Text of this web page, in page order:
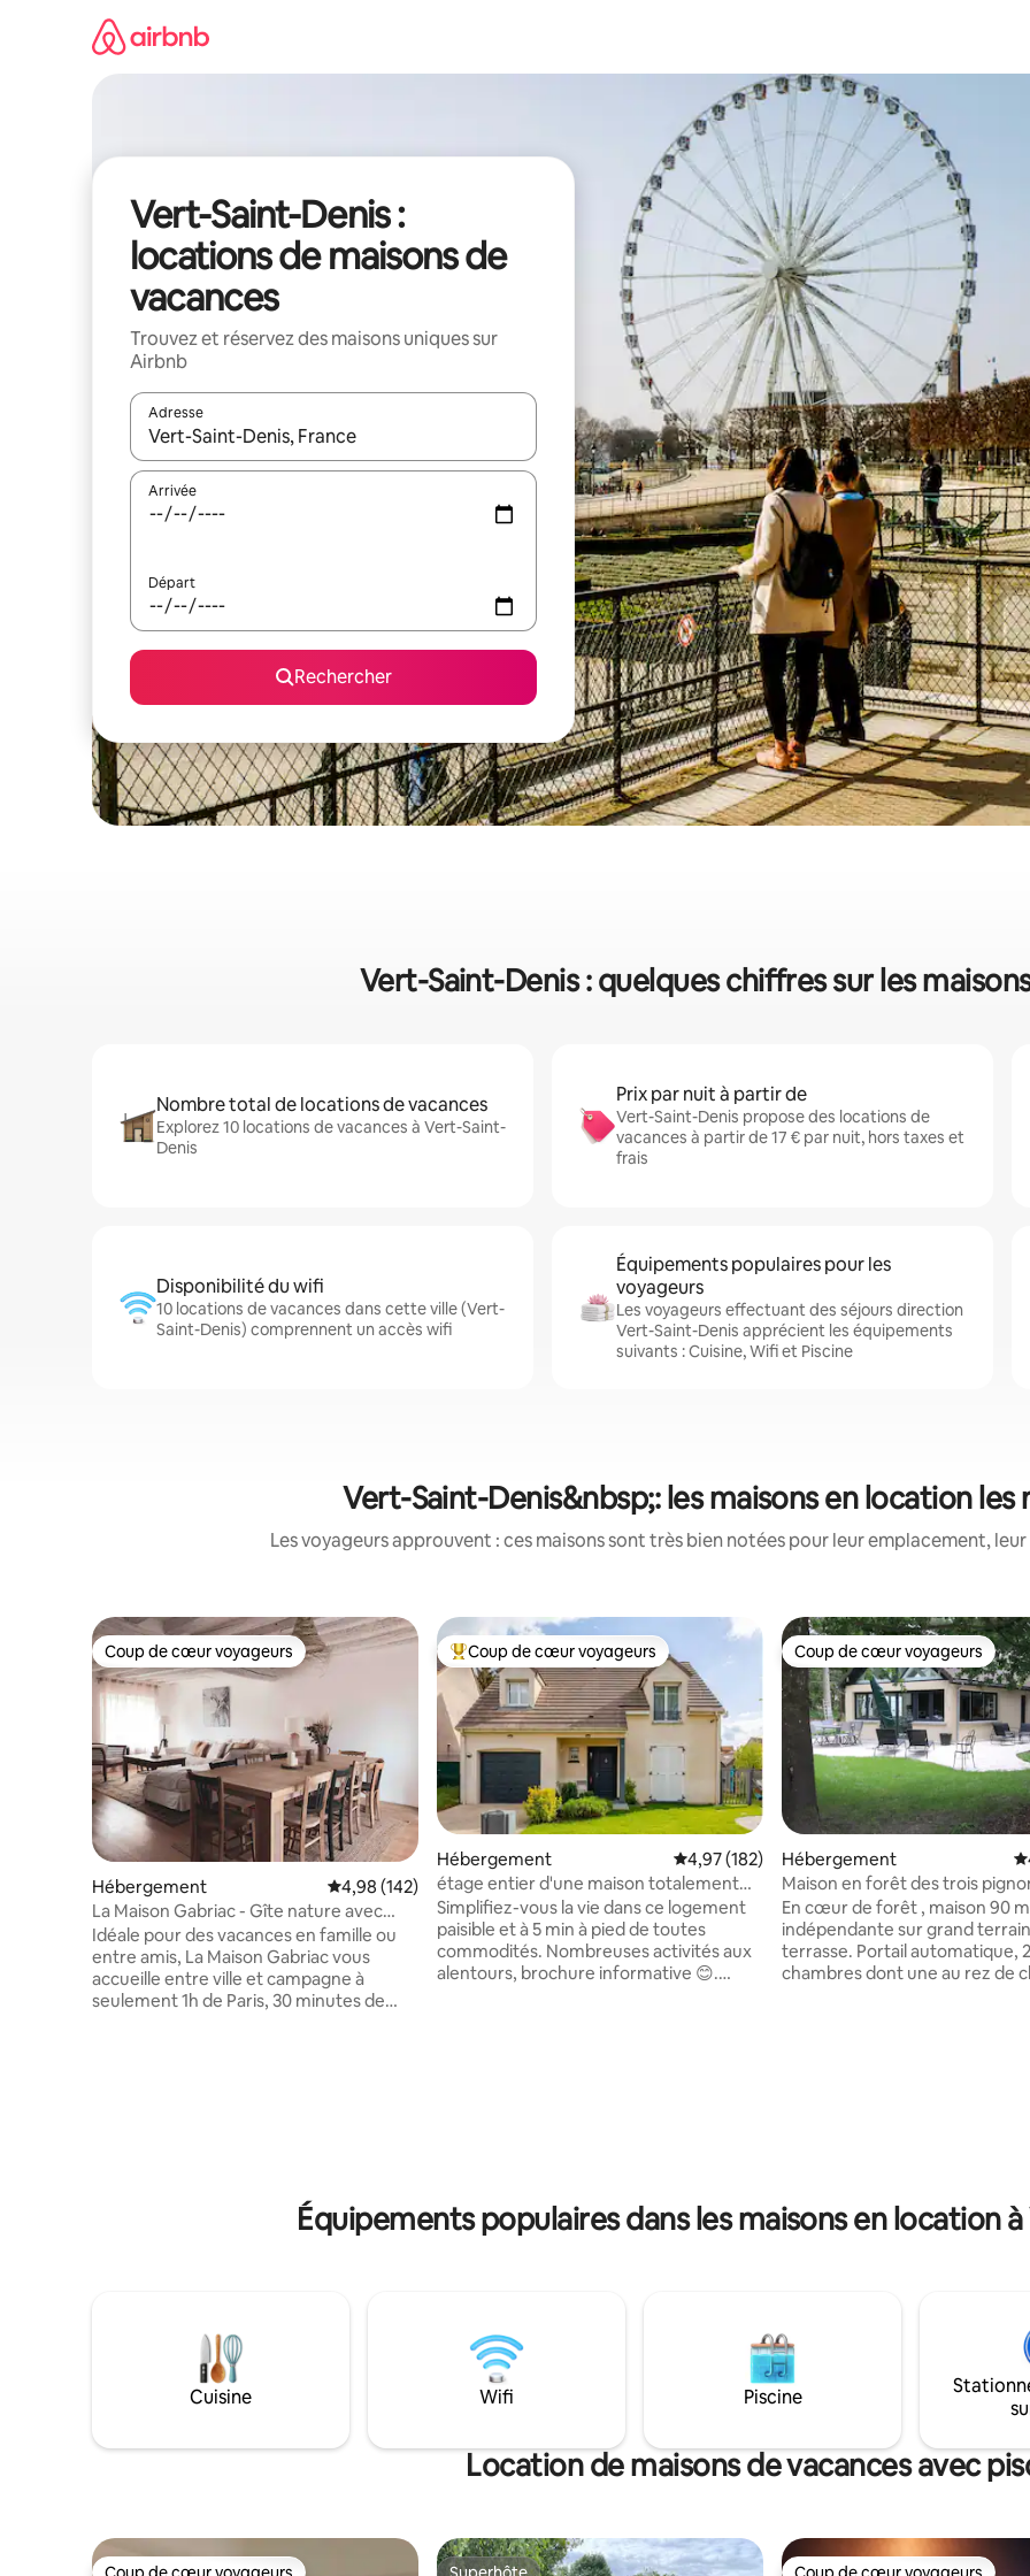
Vert-Saint-Denis :
locations de maisons de
vacances
Trouvez et réservez des maisons uniques sur
Airbnb
Adresse
Lorsque les résultats s'affichent, utilisez les flèches vers le haut et vers le bas pour les parcourir ou en appuyant et en
Arrivée
Départ
Rechercher
Vert-Saint-Denis : quelques chiffres sur les
Nombre total de locations de vacances
Explorez 10 locations de vacances à Vert-Saint-
Denis
Prix par nuit à partir de
Vert-Saint-Denis propose des locations de
vacances à partir de 17 € par nuit, hors taxes et
frais
Disponibilité du wifi
10 locations de vacances dans cette ville (Vert-
Saint-Denis) comprennent un accès wifi
Équipements populaires pour les
voyageurs
Les voyageurs effectuant des séjours direction
Vert-Saint-Denis apprécient les équipements
suivants : Cuisine, Wifi et Piscine
Vert-Saint-Denis&nbsp;: les maisons en location
Les voyageurs approuvent : ces maisons sont très bien notées pour leur emplacement,
Coup de cœur voyageurs
Coup de cœur voyageurs
Hébergement Évaluation moyenne sur la base de 142 commentaires : 4,98 sur 5
4,98 (142)
La Maison Gabriac - Gîte nature avec
grand jardin
Idéale pour des vacances en famille ou
entre amis, La Maison Gabriac vous
accueille entre ville et campagne à
seulement 1h de Paris, 30 minutes de
votre santé et de l’environnement, du
linge certifié Oeko-Tex...etc
Coups de cœur voyageurs les plus appréciés
Coup de cœur voyageurs
Hébergement Évaluation moyenne sur la base de 182
4,97 (182)
étage entier d'une maison totalement
autonome
Simplifiez-vous la vie dans ce logement
paisible et à 5 min à pied de toutes
commodités. Nombreuses activités aux
alentours, brochure informative 😊.
Coup de cœur voyageurs
Coup de cœur voyageurs
Hébergement
Maison en forêt des trois
En cœur de forêt , maison 90
indépendante sur grand
terrasse. Portail automatique, 2
chambres dont une au rez de
Équipements populaires dans les maisons en location
Cuisine Wifi Piscine
Location de maisons de vacances avec